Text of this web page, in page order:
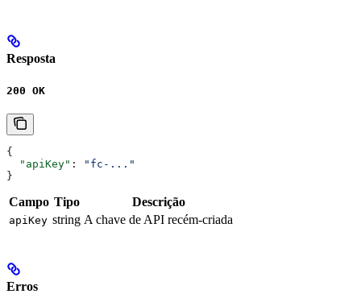
Resposta
200 OK
{
  "apiKey"
:
"fc-..."
}
Campo Tipo Descrição
apiKey string A chave de API recém-criada
Erros